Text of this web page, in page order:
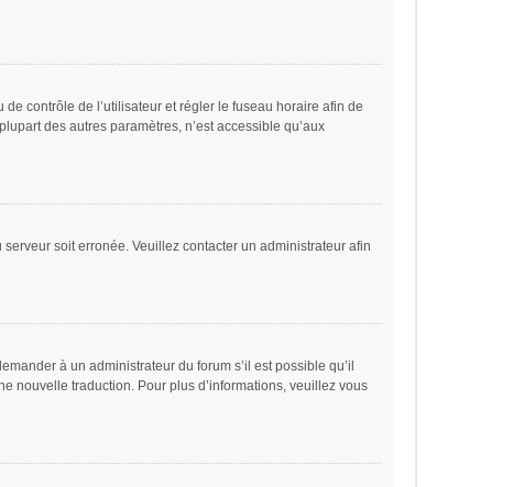
contrôle de l’utilisateur et régler le fuseau horaire afin de
des autres paramètres, n’est accessible qu’aux
soit erronée. Veuillez contacter un administrateur afin
à un administrateur du forum s’il est possible qu’il
nouvelle traduction. Pour plus d’informations, veuillez vous